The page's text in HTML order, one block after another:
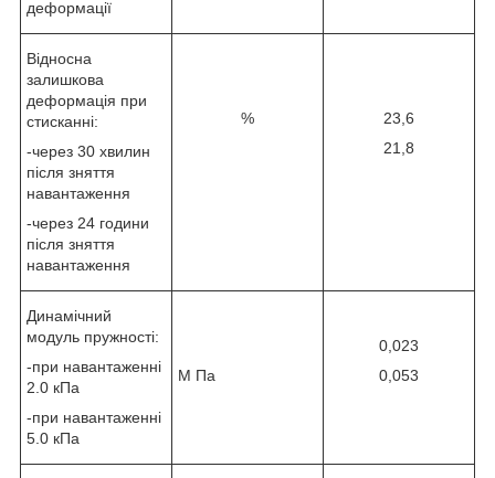
деформації
Відносна
залишкова
деформація при
стисканні:
-через 30 хвилин
після зняття
навантаження
-через 24 години
після зняття
навантаження
%
23,6
21,8
Динамічний
модуль пружності:
-при навантаженні
2.0 кПа
-при навантаженні
5.0 кПа
М Па
0,023
0,053